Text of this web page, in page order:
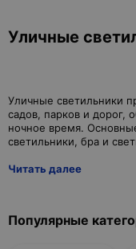
Уличные
Уличные светильники
садов, парков и дорог,
ночное время.
Читать далее
Популярные